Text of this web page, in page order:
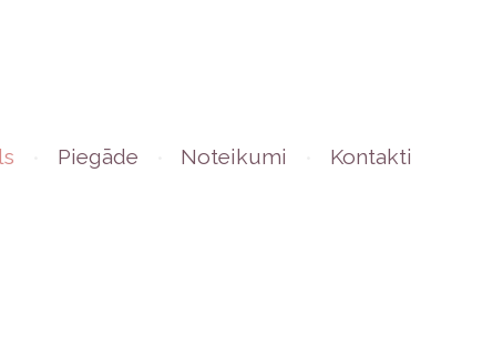
Piegāde Noteikumi Kontakti